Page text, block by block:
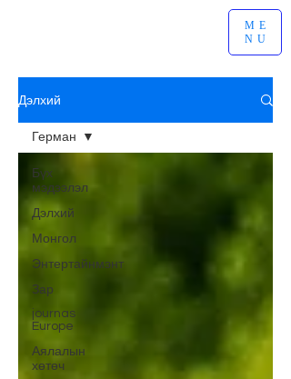
ME
NU
Дэлхий
Бүх
мэдээлэл
Дэлхий
Монгол
Энтертайнмэнт
Зар
journas
Europe
Аялалын
хөтөч
Герман